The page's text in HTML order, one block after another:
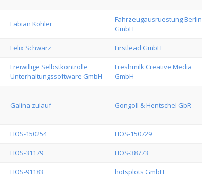
Fabian Köhler
Fahrzeugausruestung Berlin
GmbH
Felix Schwarz Firstlead GmbH
Freiwillige Selbstkontrolle
Unterhaltungssoftware GmbH
Freshmilk Creative Media
GmbH
Galina zulauf Gongoll & Hentschel GbR
HOS-150254 HOS-150729
HOS-31179 HOS-38773
HOS-91183 hotsplots GmbH